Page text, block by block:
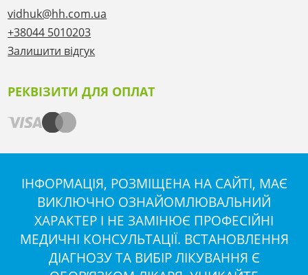
vidhuk@hh.com.ua
+38044 5010203
Залишити відгук
РЕКВІЗИТИ ДЛЯ ОПЛАТ
ІНФОРМАЦІЯ, РОЗМІЩЕНА НА САЙТІ, МАЄ
ВИКЛЮЧНО ОЗНАЙОМЛЮВАЛЬНИЙ
ХАРАКТЕР І НЕ ЗАМІНЮЄ ПРОФЕСІЙНІ
МЕДИЧНІ КОНСУЛЬТАЦІЇ. ВСТАНОВЛЕННЯ
ДІАГНОЗУ ТА ВИБІР ЛІКУВАННЯ Є